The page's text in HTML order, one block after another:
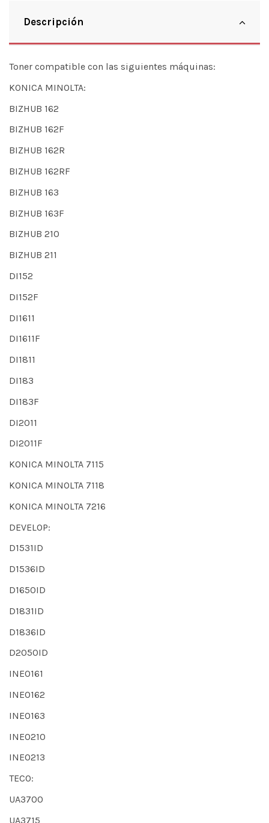
Descripción
Toner compatible con las siguientes máquinas:
KONICA MINOLTA:
BIZHUB 162
BIZHUB 162F
BIZHUB 162R
BIZHUB 162RF
BIZHUB 163
BIZHUB 163F
BIZHUB 210
BIZHUB 211
DI152
DI152F
DI1611
DI1611F
DI1811
DI183
DI183F
DI2011
DI2011F
KONICA MINOLTA 7115
KONICA MINOLTA 7118
KONICA MINOLTA 7216
DEVELOP:
D1531ID
D1536ID
D1650ID
D1831ID
D1836ID
D2050ID
INEO161
INEO162
INEO163
INEO210
INEO213
TECO:
UA3700
UA3715